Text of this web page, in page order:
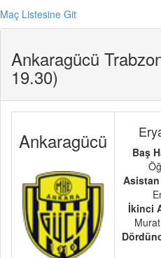
Maç Listesine Git
Ankaragücü
19.30)
Ankaragücü Baş
Asistan
İkinci